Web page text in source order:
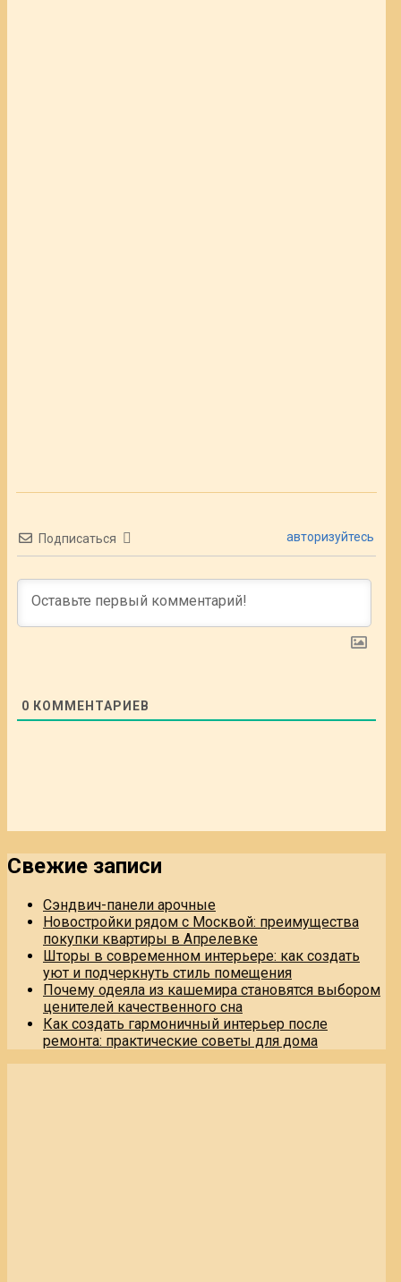
Подписаться авторизуйтесь
0 КОММЕНТАРИЕВ
Свежие записи
Сэндвич-панели арочные
Новостройки рядом с Москвой: преимущества
покупки квартиры в Апрелевке
Шторы в современном интерьере: как создать
уют и подчеркнуть стиль помещения
Почему одеяла из кашемира становятся выбором
ценителей качественного сна
Как создать гармоничный интерьер после
ремонта: практические советы для дома